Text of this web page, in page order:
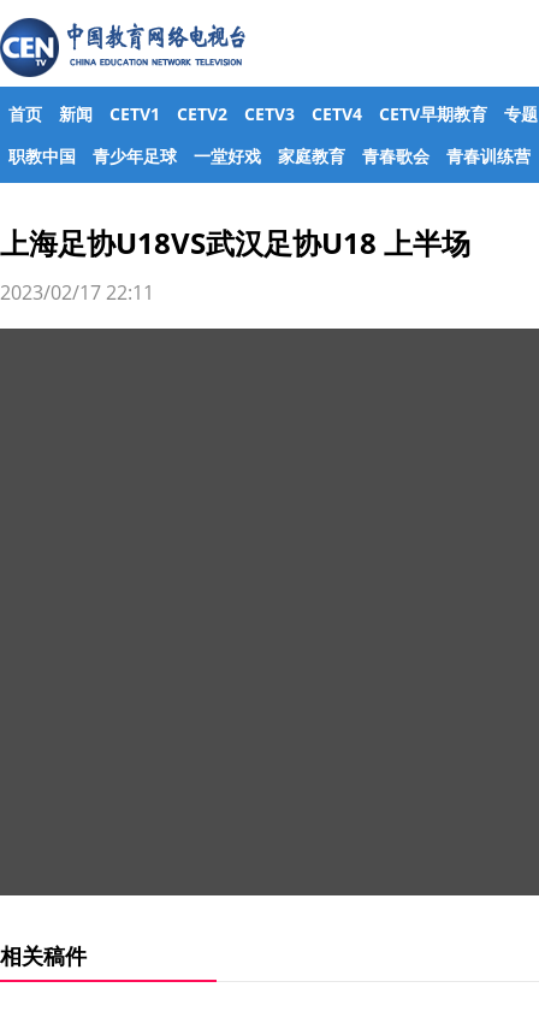
首页 新闻 CETV1 CETV2 CETV3 CETV4 CETV早期教育
专题
职教中国
青少年足球 一堂好戏 家庭教育 青春歌会 青春训练营
上海足协U18VS武汉足协U18 上半场
2023/02/17 22:11
相关稿件